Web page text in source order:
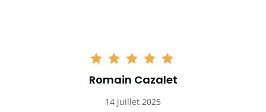
Romain Cazalet
14 juillet 2025